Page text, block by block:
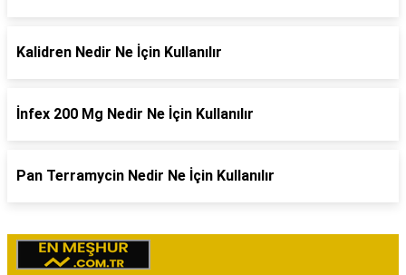
Kalidren Nedir Ne İçin Kullanılır
İnfex 200 Mg Nedir Ne İçin Kullanılır
Pan Terramycin Nedir Ne İçin Kullanılır